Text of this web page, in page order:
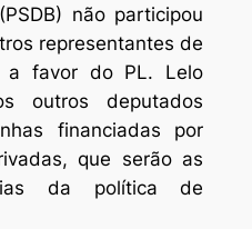
não participou
representantes de
a favor do PL. Lelo
outros deputados
financiadas por
que serão as
da política de